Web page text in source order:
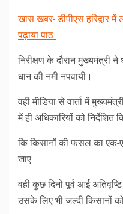
खास खबर- डीपीएस हरिद्वार में
पढ़ाया पाठ
निरीक्षण के दौरान मुख्यमंत्री ने
धान की नमी नपवायी।
वही मीडिया से वार्ता में
में ही अधिकारियों को निर्देशित
कि किसानों की फसल का एक-
जाए
वही कुछ दिनों पूर्व आई
उसके लिए भी जल्दी किसानों को